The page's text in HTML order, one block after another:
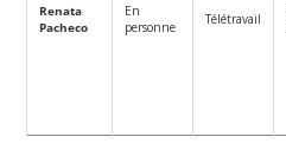
Renata
Pacheco
En
personne
Télétravail